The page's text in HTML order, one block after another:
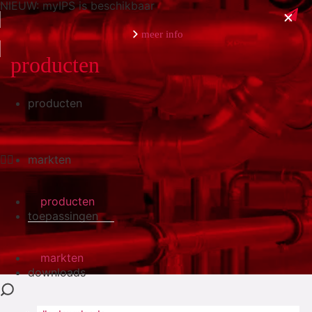
NIEUW: myIPS is beschikbaar
meer info
sluiten
producten
markten
toepassingen
downloads
producten
markten
producten